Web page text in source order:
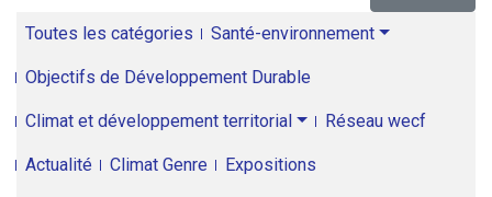
Toutes les catégories Santé-environnement
Objectifs de Développement Durable
Climat et développement territorial Réseau wecf
Actualité Climat Genre Expositions